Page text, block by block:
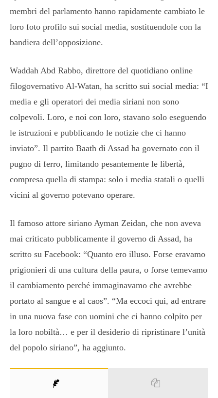
membri del parlamento hanno rapidamente cambiato le
loro foto profilo sui social media, sostituendole con la
bandiera dell’opposizione.
Waddah Abd Rabbo, direttore del quotidiano online
filogovernativo Al-Watan, ha scritto sui social media: “I
media e gli operatori dei media siriani non sono
colpevoli. Loro, e noi con loro, stavano solo eseguendo
le istruzioni e pubblicando le notizie che ci hanno
inviato”. Il partito Baath di Assad ha governato con il
pugno di ferro, limitando pesantemente le libertà,
compresa quella di stampa: solo i media statali o quelli
vicini al governo potevano operare.
Il famoso attore siriano Ayman Zeidan, che non aveva
mai criticato pubblicamente il governo di Assad, ha
scritto su Facebook: “Quanto ero illuso. Forse eravamo
prigionieri di una cultura della paura, o forse temevamo
il cambiamento perché immaginavamo che avrebbe
portato al sangue e al caos”. “Ma eccoci qui, ad entrare
in una nuova fase con uomini che ci hanno colpito per
la loro nobiltà… e per il desiderio di ripristinare l’unità
del popolo siriano”, ha aggiunto.